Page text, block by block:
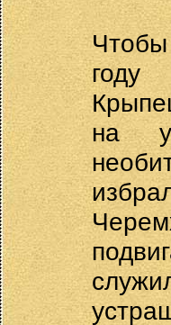
году
на